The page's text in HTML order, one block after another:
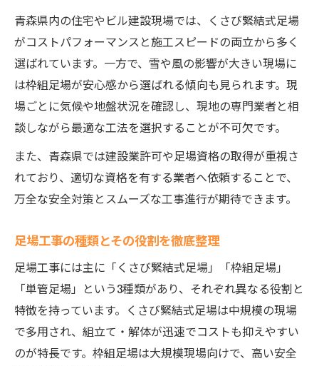
効率的な現場運営を叶える足場工事選び
足場工事の比較で分かる現場適合性
現場作業を楽にする足場工事の選択基準
青森県内の住宅やビル建設現場では、くさび緊結式足場
がコストパフォーマンスと施工スピードの両立から多く
選ばれています。一方で、雪や風の影響が大きい現場に
は枠組足場が安心感から選ばれる傾向も見られます。現
場ごとに気候や地盤状況を確認し、現地の専門業者と相
談しながら最適な工法を選択することが不可欠です。
また、青森県では建設業許可や足場資格の取得が重視さ
れており、適切な資格を有する業者へ依頼することで、
万全な安全対策とスムーズな工事進行が期待できます。
足場工事の種類とその役割を徹底整理
足場工事には主に「くさび緊結式足場」「枠組足場」
「単管足場」という3種類があり、それぞれ異なる役割と
特徴を持っています。くさび緊結式足場は中規模の現場
で多用され、組立て・解体が迅速でコストも抑えやすい
のが特長です。枠組足場は大規模現場向けで、高い安全